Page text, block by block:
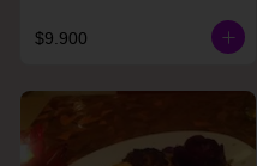
$9.900